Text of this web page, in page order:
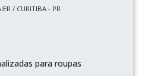
/ CURITIBA - PR
para roupas